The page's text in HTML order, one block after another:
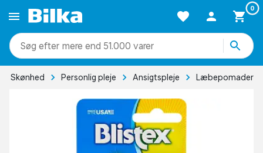
0
mere end 51.000 varer
Skønhed Personlig pleje Ansigtspleje Læbepomader